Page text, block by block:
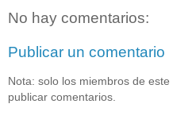
No hay comentarios:
Publicar un comentario
Nota: solo los miembros de
publicar comentarios.